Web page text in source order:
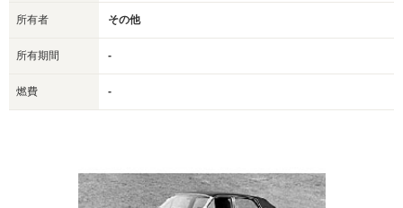
所有者 その他
所有期間 -
燃費 -